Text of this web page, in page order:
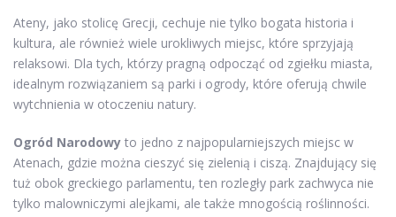
Ateny, jako stolicę Grecji, cechuje nie tylko bogata historia i
kultura, ale również wiele urokliwych miejsc, które sprzyjają
relaksowi. Dla tych, którzy pragną odpocząć od zgiełku miasta,
idealnym rozwiązaniem są parki i ogrody, które oferują chwile
wytchnienia w otoczeniu natury.
Ogród Narodowy to jedno z najpopularniejszych miejsc w
Atenach, gdzie można cieszyć się zielenią i ciszą. Znajdujący się
tuż obok greckiego parlamentu, ten rozległy park zachwyca nie
tylko malowniczymi alejkami, ale także mnogością roślinności.